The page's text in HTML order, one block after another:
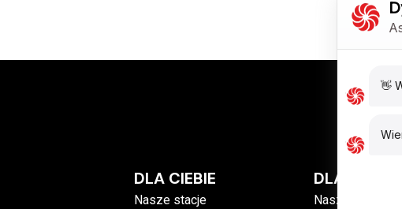
DLA CIEBIE
Nasze stacje
DLA BIZNESU
Nasze stacje